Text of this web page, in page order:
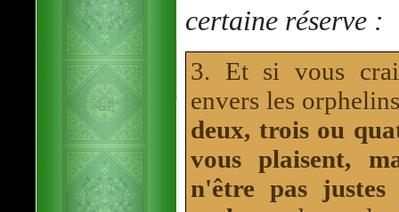
certaine réserve :
3. Et si vous
envers les
deux, trois ou
vous plaisent,
n'être pas justes